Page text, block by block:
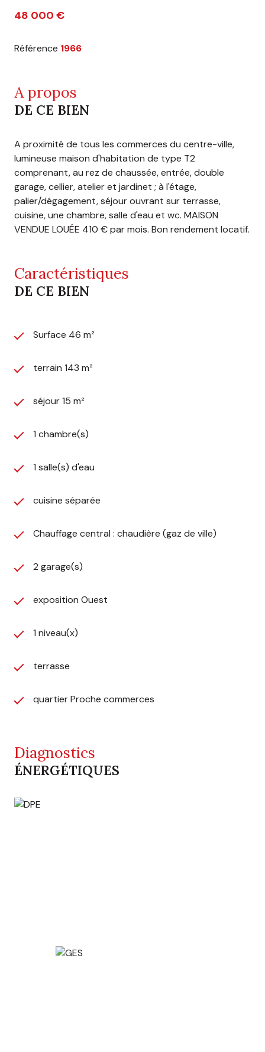
48 000 €
Référence 1966
A propos
DE CE BIEN
A proximité de tous les commerces du centre-ville,
lumineuse maison d'habitation de type T2
comprenant, au rez de chaussée, entrée, double
garage, cellier, atelier et jardinet ; à l'étage,
palier/dégagement, séjour ouvrant sur terrasse,
cuisine, une chambre, salle d'eau et wc. MAISON
VENDUE LOUÉE 410 € par mois. Bon rendement locatif.
Caractéristiques
DE CE BIEN
Surface 46 m²
terrain 143 m²
séjour 15 m²
1 chambre(s)
1 salle(s) d'eau
cuisine séparée
Chauffage central : chaudière (gaz de ville)
2 garage(s)
exposition Ouest
1 niveau(x)
terrasse
quartier Proche commerces
Diagnostics
ÉNERGÉTIQUES